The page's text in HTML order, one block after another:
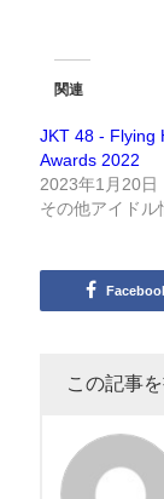
関連
JKT 48 - Flying
Awards 2022
2023年1月20日
その他アイドル
この記事